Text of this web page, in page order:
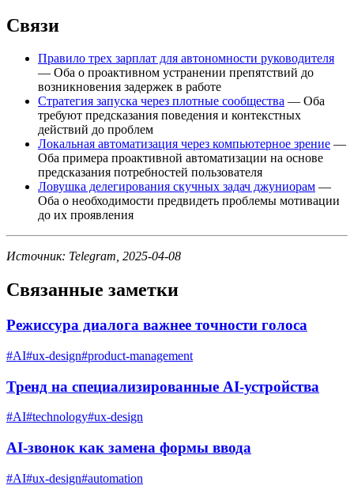
Связи
Правило трех зарплат для автономности руководителя
— Оба о проактивном устранении препятствий до
возникновения задержек в работе
Стратегия запуска через плотные сообщества — Оба
требуют предсказания поведения и контекстных
действий до проблем
Локальная автоматизация через компьютерное зрение —
Оба примера проактивной автоматизации на основе
предсказания потребностей пользователя
Ловушка делегирования скучных задач джуниорам —
Оба о необходимости предвидеть проблемы мотивации
до их проявления
Источник: Telegram, 2025-04-08
Связанные заметки
Режиссура диалога важнее точности голоса
#AI#ux-design#product-management
Тренд на специализированные AI-устройства
#AI#technology#ux-design
AI-звонок как замена формы ввода
#AI#ux-design#automation